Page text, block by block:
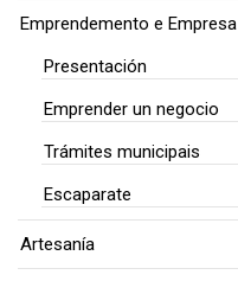
Emprendemento e Empresa
Presentación
Emprender un negocio
Trámites municipais
Escaparate
Artesanía